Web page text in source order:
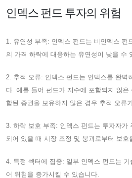
인덱스 펀드 투자의 위험
1. 유연성 부족: 인덱스 펀드는 비인덱스 펀
의 가격 하락에 대응하는 유연성이 낮을 수
2. 추적 오류: 인덱스 펀드는 인덱스를 완벽
다. 예를 들어 펀드가 지수에 포함되지 않은
함된 증권을 보유하지 않은 경우 추적 오류
3. 하락 보호 부족: 인덱스 펀드는 투자자가
되어 있을 때 시장 조정 및 붕괴로부터 보호
4. 특정 섹터에 집중: 일부 인덱스 펀드는
어 위험을 증가시킬 수 있습니다.